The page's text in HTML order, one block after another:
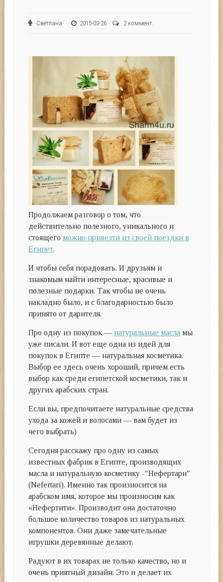
Светлана 2015-03-26 2 коммент.
Продолжаем разговор о том, что
действительно полезного, уникального и
стоящего можно привезти из своей поездки в
Египет.
И чтобы себя порадовать. И друзьям и
знакомым найти интересные, красивые и
полезные подарки. Так чтобы не очень
накладно было, и с благодарностью было
принято от дарителя.
Про одну из покупок — натуральные масла мы
уже писали. И вот еще одна из идей для
покупок в Египте — натуральная косметика.
Выбор ее здесь очень хороший, причем есть
выбор как среди египетской косметики, так и
других арабских стран.
Если вы, предпочитаете натуральные средства
ухода за кожей и волосами — вам будет из
чего выбрать)
Сегодня расскажу про одну из самых
известных фабрик в Египте, производящих
масла и натуральную косметику -"Нефертари"
(Nefertari). Именно так произносится на
арабском имя, которое мы произносим как
«Нефертити». Производит она достаточно
большое количество товаров из натуральных
компонентов. Они даже замечательные
игрушки деревянные делают.
Радуют в их товарах не только качество, но и
очень приятный дизайн. Это и делает их